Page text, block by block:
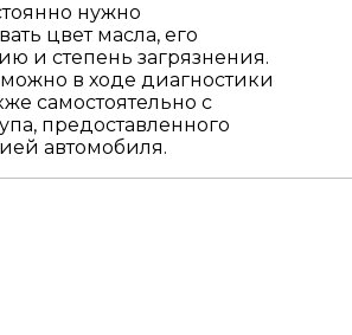
нужно
цвет масла, его
и степень загрязнения.
можно в ходе диагностики
самостоятельно с
предоставленного
автомобиля.